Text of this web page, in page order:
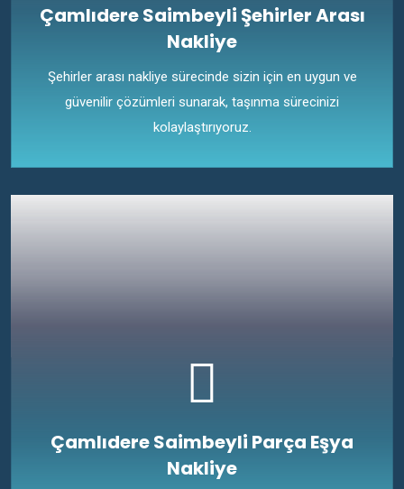
Çamlıdere Saimbeyli Şehirler Arası
Nakliye
Şehirler arası nakliye sürecinde sizin için en uygun ve
güvenilir çözümleri sunarak, taşınma sürecinizi
kolaylaştırıyoruz.
Çamlıdere Saimbeyli Parça Eşya
Nakliye